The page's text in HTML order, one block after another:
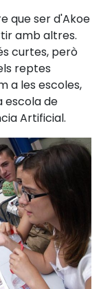
que ser d'Akoe
amb altres.
curtes, però
reptes
a les escoles,
escola de
Artificial.